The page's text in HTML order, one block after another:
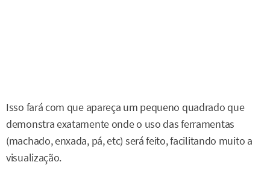
Isso fará com que apareça um pequeno quadrado que
demonstra exatamente onde o uso das ferramentas
(machado, enxada, pá, etc) será feito, facilitando muito a
visualização.